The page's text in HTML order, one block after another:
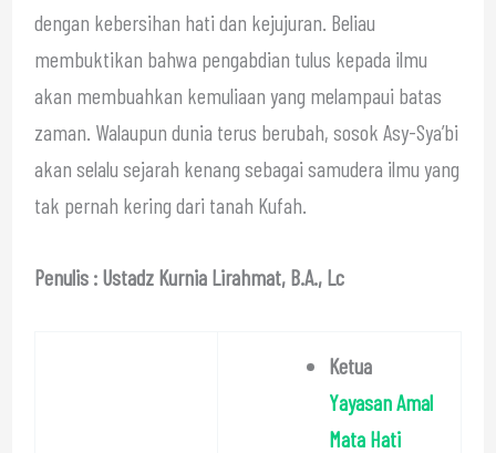
dengan kebersihan hati dan kejujuran. Beliau
membuktikan bahwa pengabdian tulus kepada ilmu
akan membuahkan kemuliaan yang melampaui batas
zaman. Walaupun dunia terus berubah, sosok Asy-Sya’bi
akan selalu sejarah kenang sebagai samudera ilmu yang
tak pernah kering dari tanah Kufah.
Penulis : Ustadz Kurnia Lirahmat, B.A., Lc
Ketua
Yayasan Amal
Mata Hati